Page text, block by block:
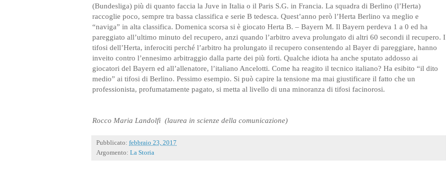
(Bundesliga) più di quanto faccia la Juve in Italia o il Paris S.G. in Francia. La squadra di Berlino (l’Herta)
raccoglie poco, sempre tra bassa classifica e serie B tedesca. Quest’anno però l’Herta Berlino va meglio e
“naviga” in alta classifica. Domenica scorsa si è giocato Herta B. – Bayern M. Il Bayern perdeva 1 a 0 ed ha
pareggiato all’ultimo minuto del recupero, anzi quando l’arbitro aveva prolungato di altri 60 secondi il recupero. I
tifosi dell’Herta, inferociti perché l’arbitro ha prolungato il recupero consentendo al Bayer di pareggiare, hanno
inveito contro l’ennesimo arbitraggio dalla parte dei più forti. Qualche idiota ha anche sputato addosso ai
giocatori del Bayern ed all’allenatore, l’italiano Ancelotti. Come ha reagito il tecnico italiano? Ha esibito “il dito
medio” ai tifosi di Berlino. Pessimo esempio. Si può capire la tensione ma mai giustificare il fatto che un
professionista, profumatamente pagato, si metta al livello di una minoranza di tifosi facinorosi.
Rocco Maria Landolfi (laurea in scienze della comunicazione)
Pubblicato: febbraio 23, 2017
Argomento: La Storia